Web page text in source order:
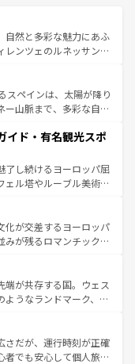
自然と多彩な魅力にあふ
レンツェのルネッサンス
やアマルフィ海岸の絶
観光の合間には、本場の
ア料理を堪能することも
ない旅をしてみよう！
スペインは、太陽が降り
ー山脈まで、多彩な自然
フラメンコ、熱気あふ
生活の一部となってい
雰囲気や、バルセロナの
は古代ローマ遺跡や中世
なるスペインはその個
人を魅了する。 なお、新着のスペイン情報は コ
イド・有名観光スポ
了し続けるヨーロッパ屈
ェル塔やルーブル美術館
麗な宮殿、歴史的な大
な自然が、訪れる者を心
美食の国としても知ら
ンス、プロヴァンスの
な楽しみ方が可能だ。さ
溢れており、どの街角に
く異なる文化を体験で
ランス情報はコンテンツ一覧
化が交差するヨーロッパ
みが残るロマンチック街
飽きることがない。ベ
州のアルプスの絶景、そ
った風景は必見。ビール
なお、新着の
照してほしい。
端が共存する国。ウェス
ようなランドマーク、歴
、優雅なアフタヌーン
い英国パブ、サッカー観
験も豊富。イギリスを旅
さだが、運行時刻が正確
者でも安心して個人旅行